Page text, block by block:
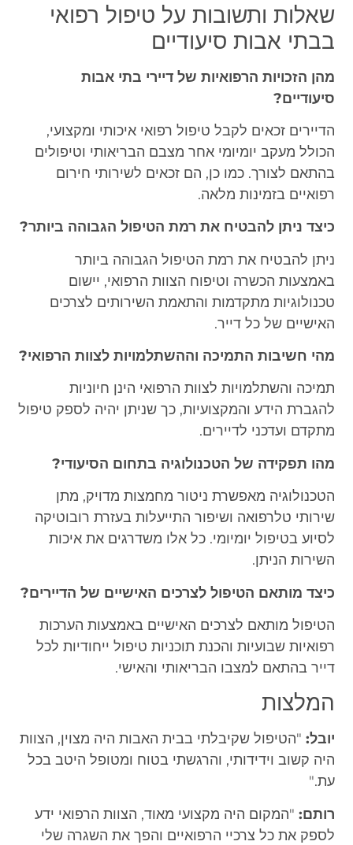
שאלות ותשובות על טיפול רפואי
בבתי אבות סיעודיים
מהן הזכויות הרפואיות של דיירי בתי אבות
סיעודיים?
הדיירים זכאים לקבל טיפול רפואי איכותי ומקצועי,
הכולל מעקב יומיומי אחר מצבם הבריאותי וטיפולים
בהתאם לצורך. כמו כן, הם זכאים לשירותי חירום
רפואיים בזמינות מלאה.
כיצד ניתן להבטיח את רמת הטיפול הגבוהה ביותר?
ניתן להבטיח את רמת הטיפול הגבוהה ביותר
באמצעות הכשרה וטיפוח הצוות הרפואי, יישום
טכנולוגיות מתקדמות והתאמת השירותים לצרכים
האישיים של כל דייר.
מהי חשיבות התמיכה וההשתלמויות לצוות הרפואי?
תמיכה והשתלמויות לצוות הרפואי הינן חיוניות
להגברת הידע והמקצועיות, כך שניתן יהיה לספק טיפול
מתקדם ועדכני לדיירים.
מהו תפקידה של הטכנולוגיה בתחום הסיעודי?
הטכנולוגיה מאפשרת ניטור מחמצות מדויק, מתן
שירותי טלרפואה ושיפור התייעלות בעזרת רובוטיקה
לסיוע בטיפול יומיומי. כל אלו משדרגים את איכות
השירות הניתן.
כיצד מותאם הטיפול לצרכים האישיים של הדיירים?
הטיפול מותאם לצרכים האישיים באמצעות הערכות
רפואיות שבועיות והכנת תוכניות טיפול ייחודיות לכל
דייר בהתאם למצבו הבריאותי והאישי.
המלצות
יובל:"הטיפול שקיבלתי בבית האבות היה מצוין, הצוות
היה קשוב וידידותי, והרגשתי בטוח ומטופל היטב בכל
עת."
רותם:"המקום היה מקצועי מאוד, הצוות הרפואי ידע
לספק את כל צרכיי הרפואיים והפך את השגרה שלי